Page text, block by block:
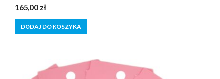
0
z
5
165,00 zł
DODAJ DO KOSZYKA